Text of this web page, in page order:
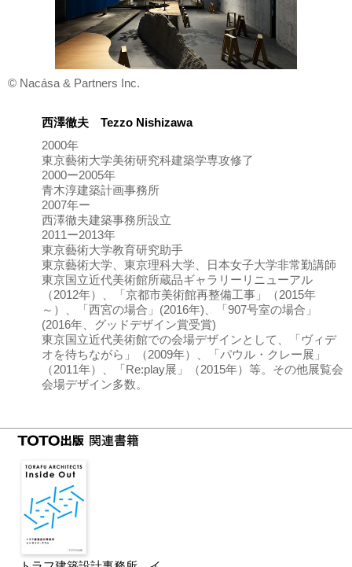
© Nacása & Partners Inc.
西澤徹夫 Tezzo Nishizawa
2000年
東京藝術大学美術研究科建築学専攻修了
2000ー2005年
青木淳建築計画事務所
2007年ー
西澤徹夫建築事務所設立
2011ー2013年
東京藝術大学教育研究助手
東京藝術大学、東京理科大学、日本女子大学非常勤講師
東京国立近代美術館所蔵品ギャラリーリニューアル
（2012年）、「京都市美術館再整備工事」（2015年
～）、「西宮の場合」(2016年)、「907号室の場合」
(2016年、グッドデザイン賞受賞)
東京国立近代美術館での会場デザインとして、「ヴィデ
オを待ちながら」（2009年）、「パウル・クレー展」
（2011年）、「Re:play展」（2015年）等。その他展覧会
会場デザイン多数。